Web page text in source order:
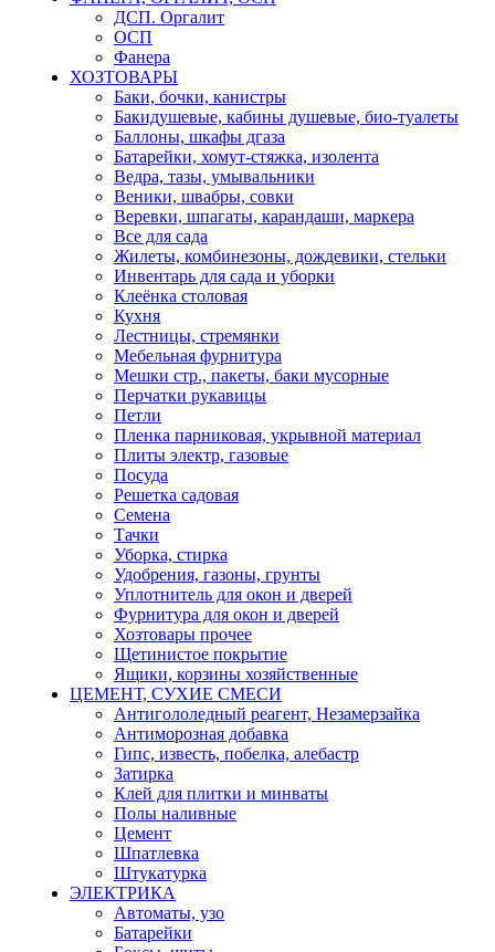
ДСП. Оргалит
ОСП
Фанера
ХОЗТОВАРЫ
Баки, бочки, канистры
Бакидушевые, кабины душевые, био-туалеты
Баллоны, шкафы дгаза
Батарейки, хомут-стяжка, изолента
Ведра, тазы, умывальники
Веники, швабры, совки
Веревки, шпагаты, карандаши, маркера
Все для сада
Жилеты, комбинезоны, дождевики, стельки
Инвентарь для сада и уборки
Клеёнка столовая
Кухня
Лестницы, стремянки
Мебельная фурнитура
Мешки стр., пакеты, баки мусорные
Перчатки рукавицы
Петли
Пленка парниковая, укрывной материал
Плиты электр, газовые
Посуда
Решетка садовая
Семена
Тачки
Уборка, стирка
Удобрения, газоны, грунты
Уплотнитель для окон и дверей
Фурнитура для окон и дверей
Хозтовары прочее
Щетинистое покрытие
Ящики, корзины хозяйственные
ЦЕМЕНТ, СУХИЕ СМЕСИ
Антигололедный реагент, Незамерзайка
Антиморозная добавка
Гипс, известь, побелка, алебастр
Затирка
Клей для плитки и минваты
Полы наливные
Цемент
Шпатлевка
Штукатурка
ЭЛЕКТРИКА
Автоматы, узо
Батарейки